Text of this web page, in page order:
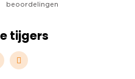
tijgers